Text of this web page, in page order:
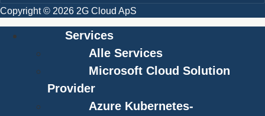
Copyright © 2026 2G Cloud ApS
Services
Alle Services
Microsoft Cloud Solution
Provider
Azure Kubernetes-